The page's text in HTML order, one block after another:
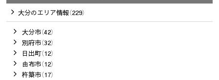
大分のエリア情報（229）
大分市（42）
別府市（32）
日出町（12）
由布市（12）
杵築市（17）